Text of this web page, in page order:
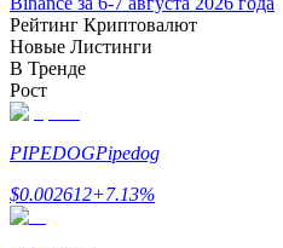
Авто Инвест
Получите долгосрочную
Рейтинг Криптовалют
Новые Листинги
В Тренде
Рост
PIPEDOGPipedog
$0.002612+7.13%